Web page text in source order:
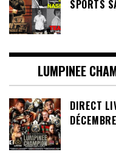
SPORTS
LUMPINEE
DIRECT